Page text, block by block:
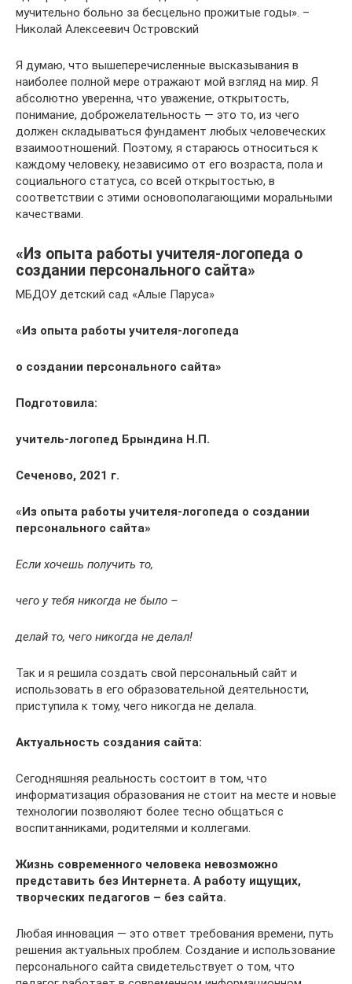
мучительно больно за бесцельно прожитые годы». –
Николай Алексеевич Островский
Я думаю, что вышеперечисленные высказывания в
наиболее полной мере отражают мой взгляд на мир. Я
абсолютно уверенна, что уважение, открытость,
понимание, доброжелательность — это то, из чего
должен складываться фундамент любых человеческих
взаимоотношений. Поэтому, я стараюсь относиться к
каждому человеку, независимо от его возраста, пола и
социального статуса, со всей открытостью, в
соответствии с этими основополагающими моральными
качествами.
«Из опыта работы учителя-логопеда о
создании персонального сайта»
МБДОУ детский сад «Алые Паруса»
«Из опыта работы учителя-логопеда
о создании персонального сайта»
Подготовила:
учитель-логопед Брындина Н.П.
Сеченово, 2021 г.
«Из опыта работы учителя-логопеда о создании
персонального сайта»
Если хочешь получить то,
чего у тебя никогда не было –
делай то, чего никогда не делал!
Так и я решила создать свой персональный сайт и
использовать в его образовательной деятельности,
приступила к тому, чего никогда не делала.
Актуальность создания сайта:
Сегодняшняя реальность состоит в том, что
информатизация образования не стоит на месте и новые
технологии позволяют более тесно общаться с
воспитанниками, родителями и коллегами.
Жизнь современного человека невозможно
представить без Интернета. А работу ищущих,
творческих педагогов – без сайта.
Любая инновация — это ответ требования времени, путь
решения актуальных проблем. Создание и использование
персонального сайта свидетельствует о том, что